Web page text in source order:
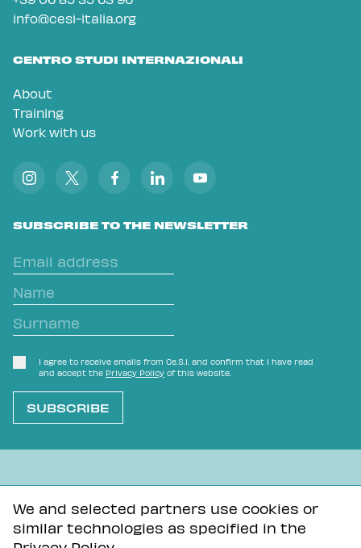
We and selected partners use cookies or
similar technologies as specified in the
info@cesi-italia.org
CENTRO STUDI INTERNAZIONALI
About
Training
Work with us
SUBSCRIBE TO THE NEWSLETTER
I agree to receive emails from Ce.S.I. and confirm that I have read
and accept the Privacy Policy of this website.
Privacy Policy
Tutti i contenuti di questa pagina sono distribuiti con